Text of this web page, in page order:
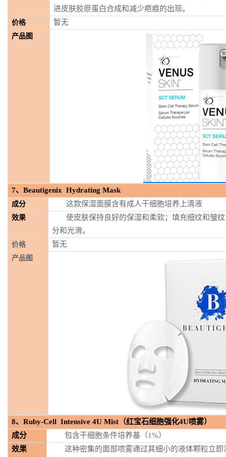
进皮肤胶原蛋白合成和减少疤痕的出现。
价格 暂无
产品图
7、Beautigenix Hydrating Mask
成分 这款保湿面膜含有成人干细胞培养上清液
效果
使皮肤保持良好的保湿和柔软；填充细纹和皱
分和光滑。
价格 暂无
产品图
8、Ruby-Cell Intensive 4U Mist（红宝石细胞强化4U喷雾）
成分
包含干细胞条件培养基（1%）
效果
这种密集的面部喷雾通过其细小的液体颗粒立